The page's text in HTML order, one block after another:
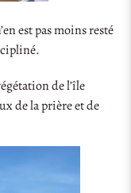
est pas moins resté
de l’île
de la prière et de